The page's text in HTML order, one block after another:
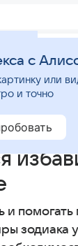
и помогать
зодиака
с
или
и точно